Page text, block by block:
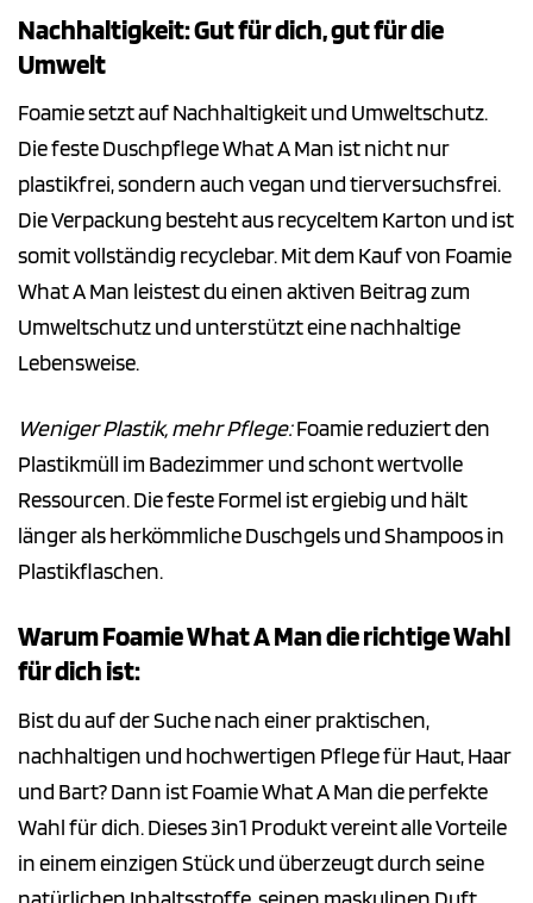
Nachhaltigkeit: Gut für dich, gut für die
Umwelt
Foamie setzt auf Nachhaltigkeit und Umweltschutz.
Die feste Duschpflege What A Man ist nicht nur
plastikfrei, sondern auch vegan und tierversuchsfrei.
Die Verpackung besteht aus recyceltem Karton und ist
somit vollständig recyclebar. Mit dem Kauf von Foamie
What A Man leistest du einen aktiven Beitrag zum
Umweltschutz und unterstützt eine nachhaltige
Lebensweise.
Weniger Plastik, mehr Pflege:Foamie reduziert den
Plastikmüll im Badezimmer und schont wertvolle
Ressourcen. Die feste Formel ist ergiebig und hält
länger als herkömmliche Duschgels und Shampoos in
Plastikflaschen.
Warum Foamie What A Man die richtige Wahl
für dich ist:
Bist du auf der Suche nach einer praktischen,
nachhaltigen und hochwertigen Pflege für Haut, Haar
und Bart? Dann ist Foamie What A Man die perfekte
Wahl für dich. Dieses 3in1 Produkt vereint alle Vorteile
in einem einzigen Stück und überzeugt durch seine